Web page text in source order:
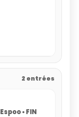
2 entrées
Espoo • FIN